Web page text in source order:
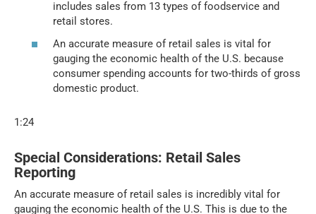
includes sales from 13 types of foodservice and
retail stores.
An accurate measure of retail sales is vital for
gauging the economic health of the U.S. because
consumer spending accounts for two-thirds of gross
domestic product.
1:24
Special Considerations: Retail Sales
Reporting
An accurate measure of retail sales is incredibly vital for
gauging the economic health of the U.S. This is due to the